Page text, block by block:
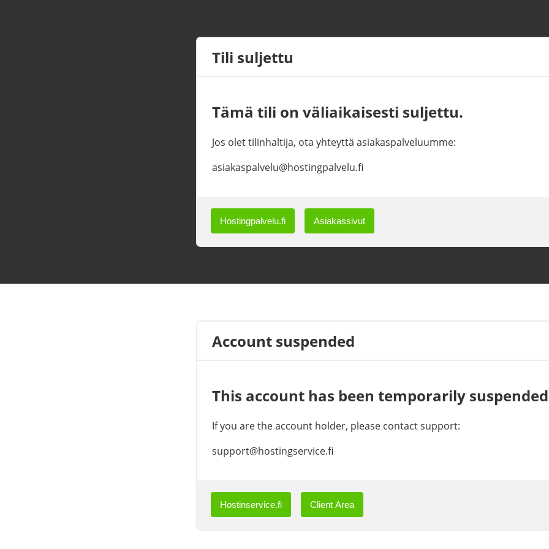
Tili suljettu
Tämä tili on väliaikaisesti suljettu.
Jos olet tilinhaltija, ota yhteyttä asiakaspalveluumme:
asiakaspalvelu@hostingpalvelu.fi
Hostingpalvelu.fi Asiakassivut
Account suspended
This account has been temporarily
If you are the account holder, please contact support:
support@hostingservice.fi
Hostinservice.fi Client Area